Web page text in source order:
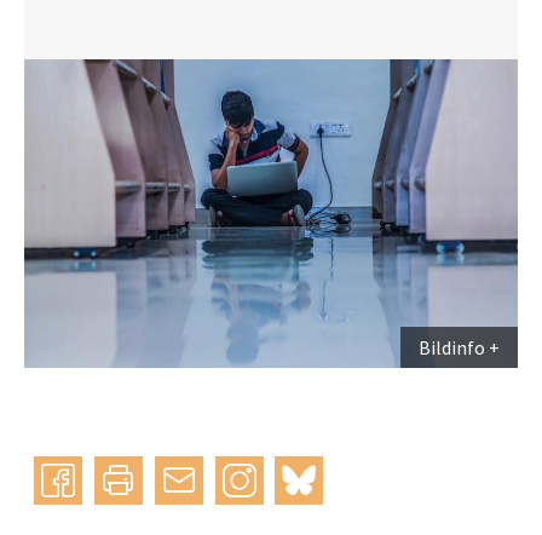
Bildinfo
Instagram
bluesky